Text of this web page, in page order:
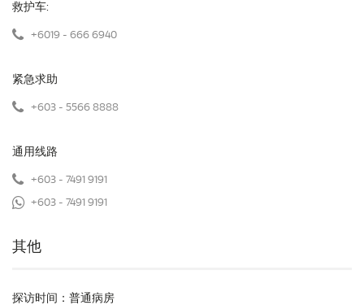
救护车:
+6019 - 666 6940
紧急求助
+603 - 5566 8888
通用线路
+603 - 7491 9191
+603 - 7491 9191
其他
探访时间：普通病房